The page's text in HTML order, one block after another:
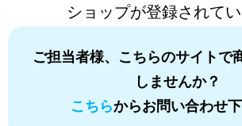
ショップが登録されて
ご担当者様、こちらのサイトで
しませんか？
こちらからお問い合わせ下